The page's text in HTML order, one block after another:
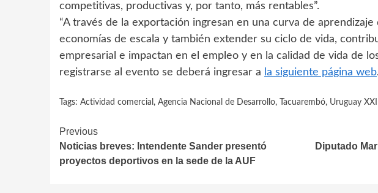
competitivas, productivas y, por tanto, más rentables”.
“A través de la exportación ingresan en una curva de
economías de escala y también extender su ciclo de vida,
empresarial e impactan en el empleo y en la calidad de vida de
registrarse al evento se deberá ingresar a la siguiente página web.
Tags: Actividad comercial , Agencia Nacional de Desarrollo, Tacuarembó, Uruguay XXI
Continue
Reading
Previous
Noticias breves: Intendente Sander presentó
proyectos deportivos en la sede de la AUF
Diputado